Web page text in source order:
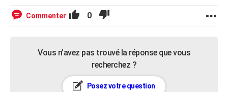
Commenter 0
Vous n’avez pas trouvé la réponse que vous
recherchez ?
Posez votre question